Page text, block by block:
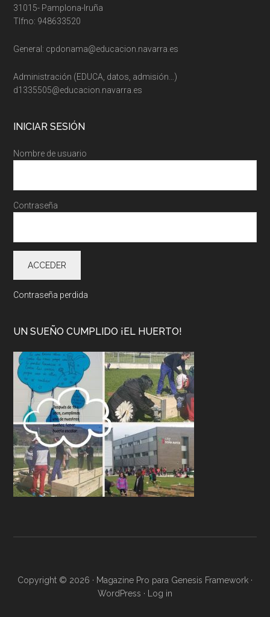
31015- Pamplona-Iruña
Tlfno: 948633520
General: cpdonama@educacion.navarra.es
Administración (EDUCA, datos, admisión…)
d1335505@educacion.navarra.es
INICIAR SESIÓN
Nombre de usuario
Contraseña
Contraseña perdida
UN SUEÑO CUMPLIDO ¡EL HUERTO!
Copyright © 2026 · Magazine Pro para Genesis Framework ·
WordPress · Log in